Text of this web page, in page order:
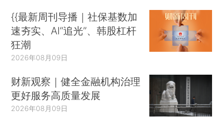
{{最新周刊导播｜社保基数加
速夯实、AI“追光”、韩股杠杆
狂潮
2026年08月09日
财新观察｜健全金融机构治理
更好服务高质量发展
2026年08月09日